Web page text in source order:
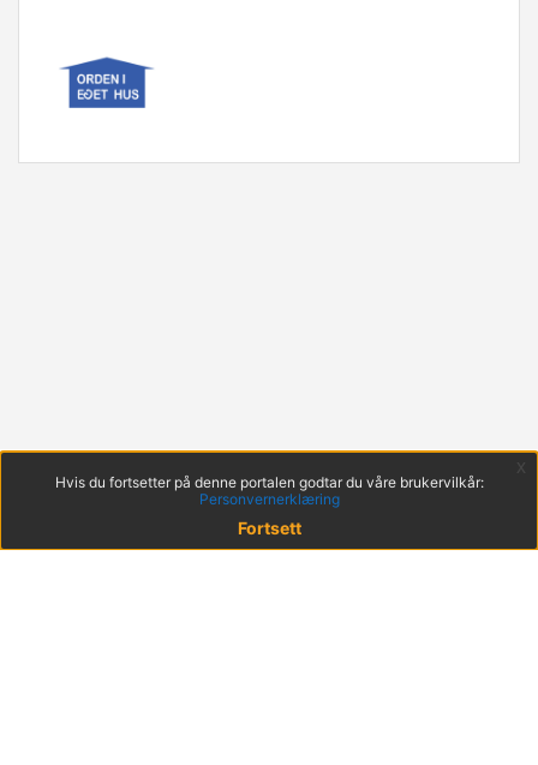
Hvis du fortsetter på denne portalen godtar du våre brukervilkår:
Personvernerklæring
Fortsett
x